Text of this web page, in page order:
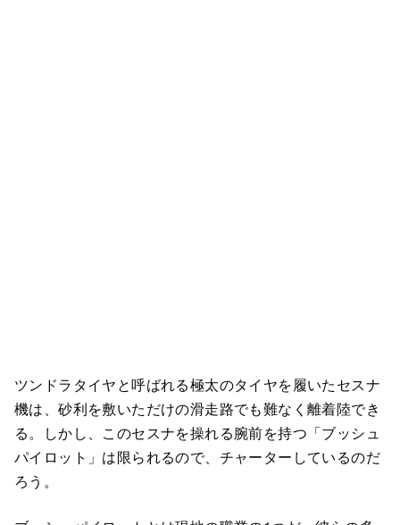
ツンドラタイヤと呼ばれる極太のタイヤを履いたセスナ
機は、砂利を敷いただけの滑走路でも難なく離着陸でき
る。しかし、このセスナを操れる腕前を持つ「ブッシュ
パイロット」は限られるので、チャーターしているのだ
ろう。